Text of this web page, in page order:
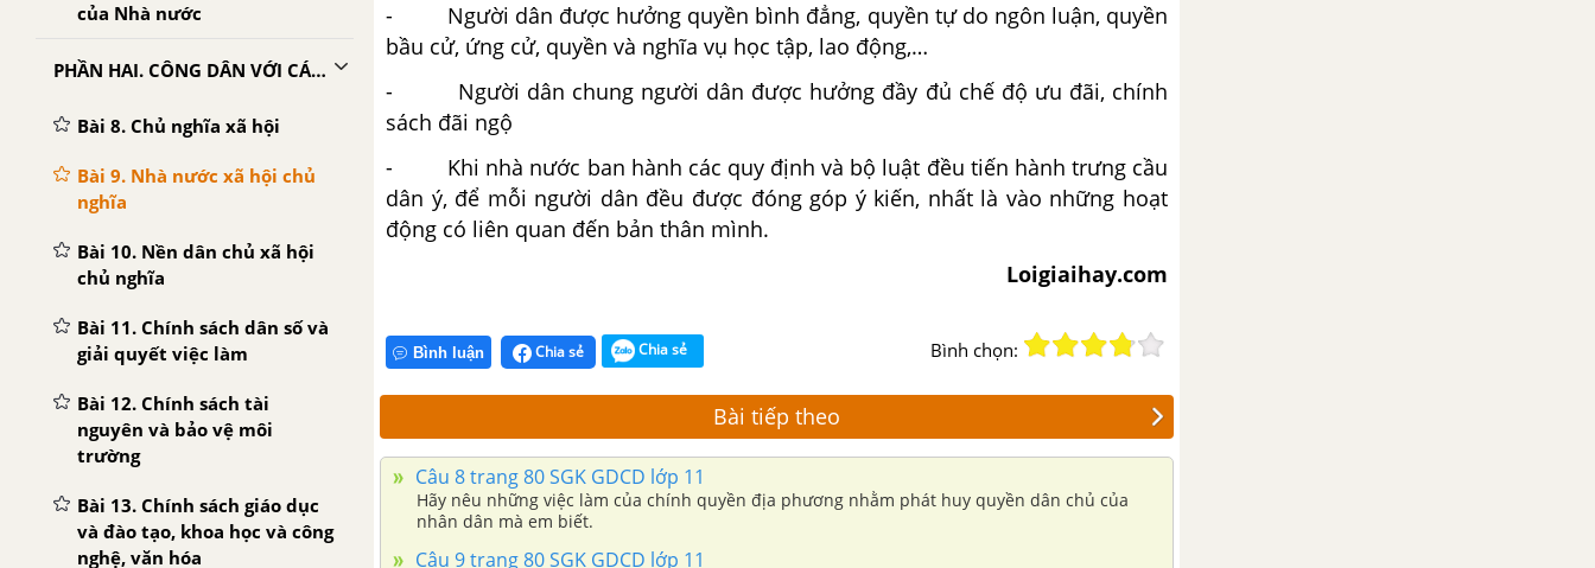
của Nhà nước
PHẦN HAI. CÔNG DÂN VỚI CÁC VẤN ĐỀ CHÍNH TRỊ XÃ HỘI
Bài 8. Chủ nghĩa xã hội
Bài 9. Nhà nước xã hội chủ
nghĩa
Bài 10. Nền dân chủ xã hội
chủ nghĩa
Bài 11. Chính sách dân số và
giải quyết việc làm
Bài 12. Chính sách tài
nguyên và bảo vệ môi
trường
Bài 13. Chính sách giáo dục
và đào tạo, khoa học và công
nghệ, văn hóa
- Người dân được hưởng quyền bình đẳng, quyền tự do ngôn luận, quyền
bầu cử, ứng cử, quyền và nghĩa vụ học tập, lao động,…
- Người dân chung người dân được hưởng đầy đủ chế độ ưu đãi, chính
sách đãi ngộ
- Khi nhà nước ban hành các quy định và bộ luật đều tiến hành trưng cầu
dân ý, để mỗi người dân đều được đóng góp ý kiến, nhất là vào những hoạt
động có liên quan đến bản thân mình.
Loigiaihay.com
Bình luận Chia sẻ Chia sẻ Bình chọn:
Bài tiếp theo
Câu 8 trang 80 SGK GDCD lớp 11
Hãy nêu những việc làm của chính quyền địa phương nhằm phát huy quyền dân chủ của
nhân dân mà em biết.
Câu 9 trang 80 SGK GDCD lớp 11